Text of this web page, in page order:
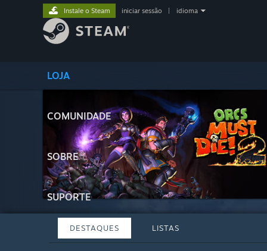
LOJA
COMUNIDADE
SOBRE
SUPORTE
Instale o Steam iniciar sessão idioma
DESTAQUES LISTAS